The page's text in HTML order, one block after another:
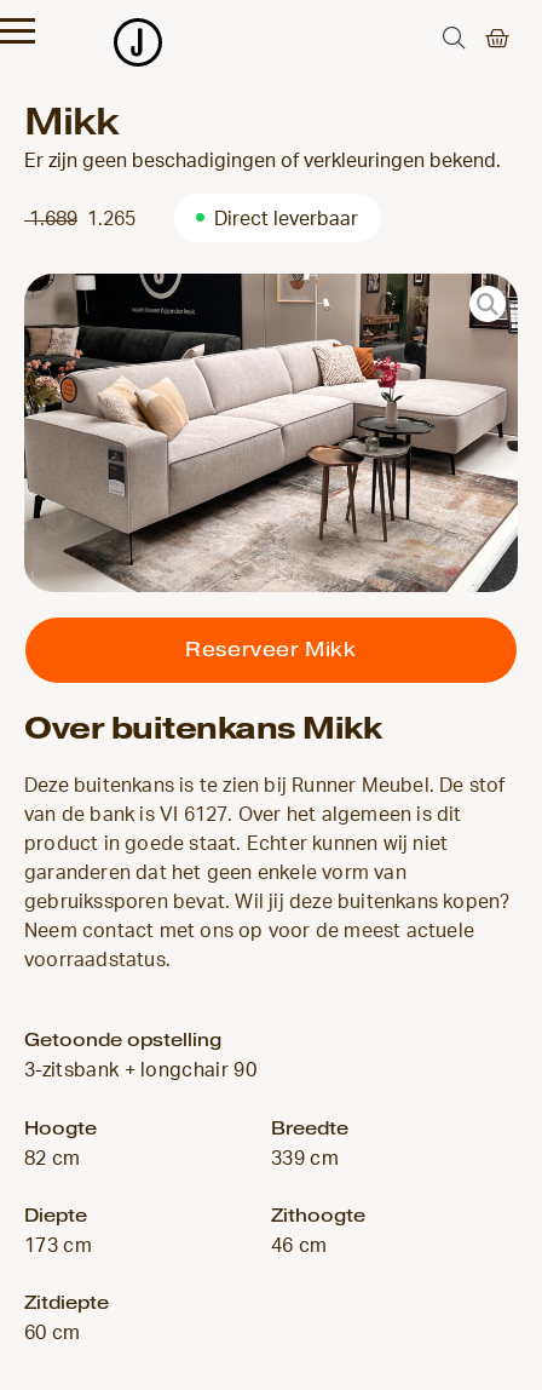
Mikk
Er zijn geen beschadigingen of verkleuringen bekend.
1.689 1.265 Direct leverbaar
Reserveer Mikk
Over buitenkans Mikk
Deze buitenkans is te zien bij Runner Meubel. De stof
van de bank is VI 6127. Over het algemeen is dit
product in goede staat. Echter kunnen wij niet
garanderen dat het geen enkele vorm van
gebruikssporen bevat. Wil jij deze buitenkans kopen?
Neem contact met ons op voor de meest actuele
voorraadstatus.
Getoonde opstelling
3-zitsbank + longchair 90
Hoogte
82 cm
Breedte
339 cm
Diepte
173 cm
Zithoogte
46 cm
Zitdiepte
60 cm